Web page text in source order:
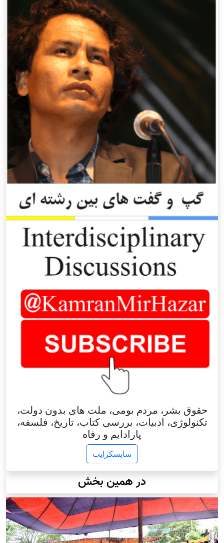
حقوق بشر، مردم بومی، ملت های بدون دولت،
تکنولوژی، ادبیات، بررسی کتاب، تاریخ، فلسفه،
پارادایم و رفاه
سابسکرایب
در همین بخش